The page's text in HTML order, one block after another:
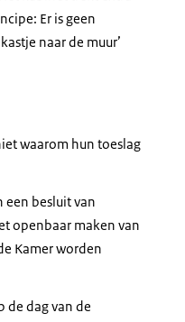
Er is geen
naar de muur’
waarom hun toeslag
een besluit van
openbaar maken van
Kamer worden
de dag van de